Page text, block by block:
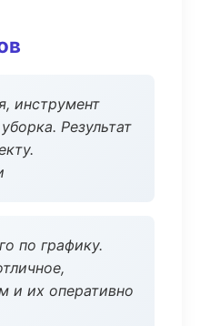
инструмент
Результат
по графику.
и их оперативно